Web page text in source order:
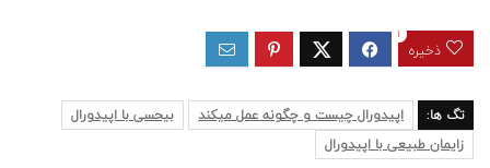
ذخیره
1
تگ ها: اپیدورال چیست و چگونه عمل میکند
بیحسی با اپیدورال
زایمان طبیعی با اپیدورال